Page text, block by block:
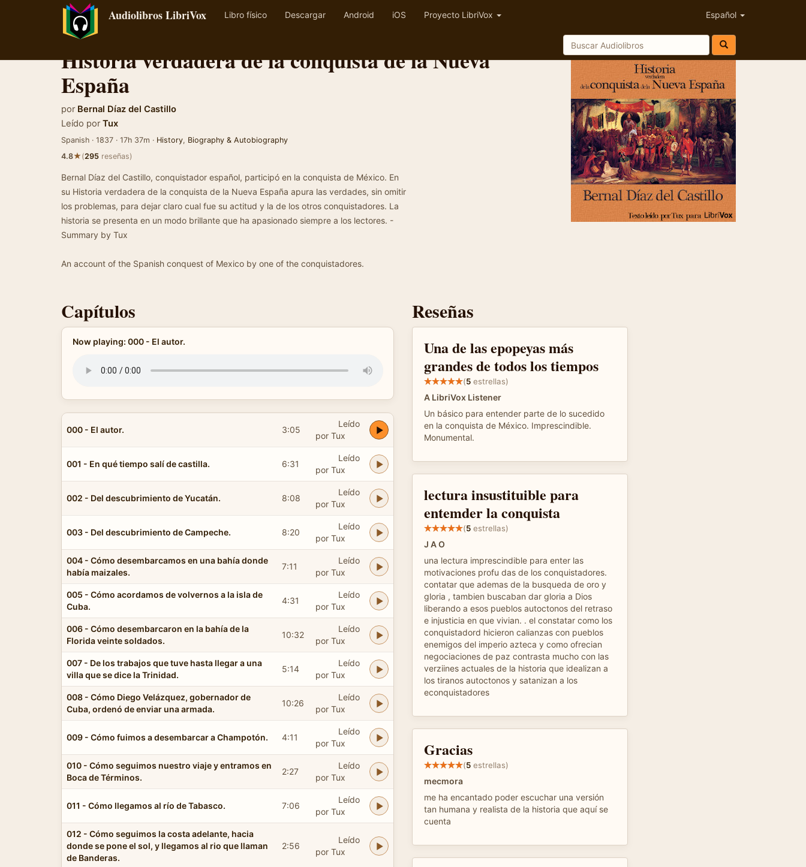
Audiolibros LibriVox Libro físico Descargar Android iOS Proyecto LibriVox Español
Historia verdadera de la conquista de la Nueva
España
por Bernal Díaz del Castillo
Leído por Tux
Spanish · 1837 · 17h 37m · History, Biography & Autobiography
4.8★(295 reseñas)
Bernal Díaz del Castillo, conquistador español, participó en la conquista de México. En
su Historia verdadera de la conquista de la Nueva España apura las verdades, sin omitir
los problemas, para dejar claro cual fue su actitud y la de los otros conquistadores. La
historia se presenta en un modo brillante que ha apasionado siempre a los lectores. -
Summary by Tux
An account of the Spanish conquest of Mexico by one of the conquistadores.
Capítulos
Now playing: 000 - El autor.
000 - El autor. 3:05
Leído
por Tux
001 - En qué tiempo salí de castilla. 6:31
Leído
por Tux
002 - Del descubrimiento de Yucatán. 8:08
Leído
por Tux
003 - Del descubrimiento de Campeche. 8:20
Leído
por Tux
004 - Cómo desembarcamos en una bahía donde
había maizales.
7:11
Leído
por Tux
005 - Cómo acordamos de volvernos a la isla de
Cuba.
4:31
Leído
por Tux
006 - Cómo desembarcaron en la bahía de la
Florida veinte soldados.
10:32
Leído
por Tux
007 - De los trabajos que tuve hasta llegar a una
villa que se dice la Trinidad.
5:14
Leído
por Tux
008 - Cómo Diego Velázquez, gobernador de
Cuba, ordenó de enviar una armada.
10:26
Leído
por Tux
009 - Cómo fuimos a desembarcar a Champotón. 4:11
Leído
por Tux
010 - Cómo seguimos nuestro viaje y entramos en
Boca de Términos.
2:27
Leído
por Tux
011 - Cómo llegamos al río de Tabasco. 7:06
Leído
por Tux
012 - Cómo seguimos la costa adelante, hacia
donde se pone el sol, y llegamos al rio que llaman
de Banderas.
2:56
Leído
por Tux
Reseñas
Una de las epopeyas más
grandes de todos los tiempos
(5 estrellas)
A LibriVox Listener
Un básico para entender parte de lo sucedido
en la conquista de México. Imprescindible.
Monumental.
lectura insustituible para
entemder la conquista
(5 estrellas)
J A O
una lectura imprescindible para enter las
motivaciones profu das de los conquistadores.
contatar que ademas de la busqueda de oro y
gloria , tambien buscaban dar gloria a Dios
liberando a esos pueblos autoctonos del retraso
e injusticia en que vivian. . el constatar como los
conquistadord hicieron calianzas con pueblos
enemigos del imperio azteca y como ofrecian
negociaciones de paz contrasta mucho con las
verziines actuales de la historia que idealizan a
los tiranos autoctonos y satanizan a los
econquistadores
Gracias
(5 estrellas)
mecmora
me ha encantado poder escuchar una versión
tan humana y realista de la historia que aquí se
cuenta